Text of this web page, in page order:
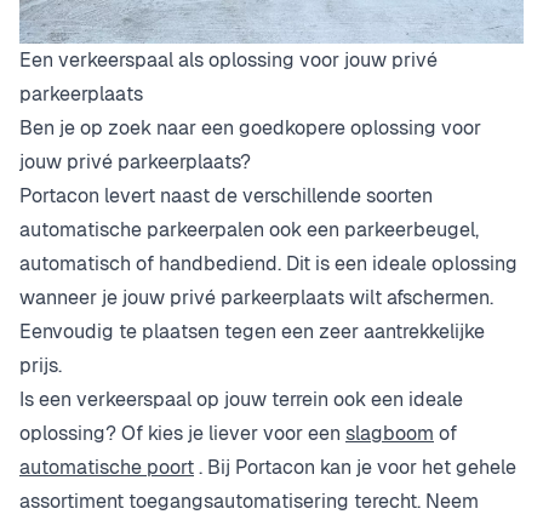
Een verkeerspaal als oplossing voor jouw privé
parkeerplaats
Ben je op zoek naar een goedkopere oplossing voor
jouw privé parkeerplaats?
Portacon levert naast de verschillende soorten
automatische parkeerpalen ook een parkeerbeugel,
automatisch of handbediend. Dit is een ideale oplossing
wanneer je jouw privé parkeerplaats wilt afschermen.
Eenvoudig te plaatsen tegen een zeer aantrekkelijke
prijs.
Is een verkeerspaal op jouw terrein ook een ideale
oplossing? Of kies je liever voor een slagboom of
automatische poort. Bij Portacon kan je voor het gehele
assortiment toegangsautomatisering terecht. Neem